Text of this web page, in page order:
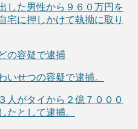
した男性から９６０万円を
宅に押しかけて執拗に取り
の容疑で逮捕
いせつの容疑で逮捕。
人がタイから２億７０００
たとして逮捕。